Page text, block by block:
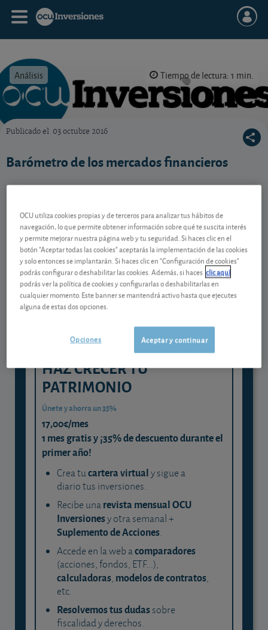
Análisis Tiempo de lectura: 1 min.
Publicado el 03 octubre 2016
Barómetro de los mercados financieros
Contenido reservado a SOCIOS
Gestiona tu dinero con visión
experta
y consigue que cada euro trabaje
para ti
HAZ CRECER TU
PATRIMONIO
Únete y ahorra un 35%
17,00€/mes
1 mes gratis y ¡35% de descuento durante el
primer año!
Crea tucartera virtualy sigue a
diario tus inversiones.
Recibe unarevista mensual OCU
Inversionesy otra semanal +
Suplemento de Acciones.
Accede en la web acomparadores
(acciones, fondos, ETF...),
calculadoras, modelos de contratos,
etc.
Resolvemos tus dudassobre
fiscalidad y derechos.
OCU utiliza cookies propias y de terceros para analizar tus hábitos de
navegación, lo que permite obtener información sobre qué te suscita interés
y permite mejorar nuestra página web y tu seguridad. Si haces clic en el
botón "Aceptar todas las cookies" aceptarás la implementación de las cookies
y solo entonces se implantarán. Si haces clic en "Configuración de cookies"
podrás configurar o deshabilitar las cookies. Además, si haces clic aquí
podrás ver la política de cookies y configurarlas o deshabilitarlas en
cualquier momento. Este banner se mantendrá activo hasta que ejecutes
alguna de estas dos opciones.
Aceptar y continuar
Opciones